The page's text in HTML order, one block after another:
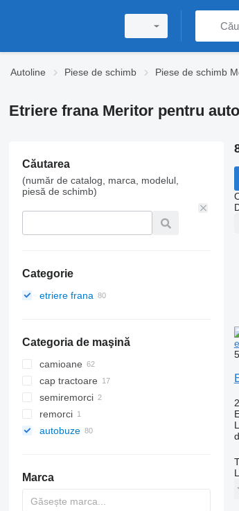
Autoline Piese de schimb Piese de schimb
Etriere frana Meritor pentru
Căutarea
(număr de catalog, marca, modelul,
piesă de schimb)
Categorie
etriere frana
Categoria de maşină
camioane
cap tractoare
semiremorci
remorci
autobuze
Marca
5